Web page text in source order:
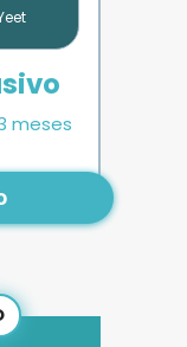
meses